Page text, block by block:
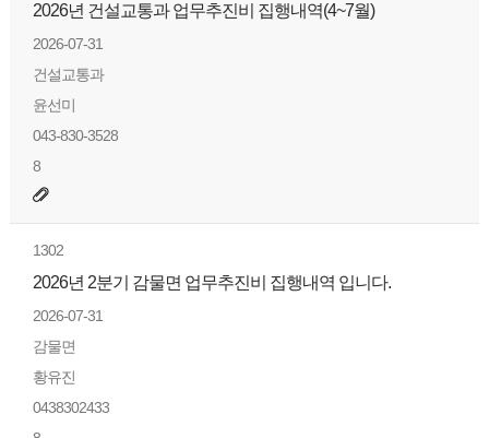
2026년 건설교통과 업무추진비 집행내역(4~7월)
2026-07-31
건설교통과
윤선미
043-830-3528
8
1302
2026년 2분기 감물면 업무추진비 집행내역 입니다.
2026-07-31
감물면
황유진
0438302433